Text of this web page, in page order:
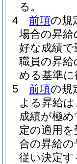
る。
4
前項の規
場合の昇
好な成績
職員の昇
める基準
5
前項の規
よる昇給は
成績が極
定の適用
合の昇給
従い決定